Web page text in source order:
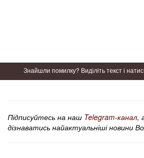
Знайшли помилку? Виділіть текст і
Підписуйтесь на наш Telegram-канал,
дізнаватись найактуальніші новини